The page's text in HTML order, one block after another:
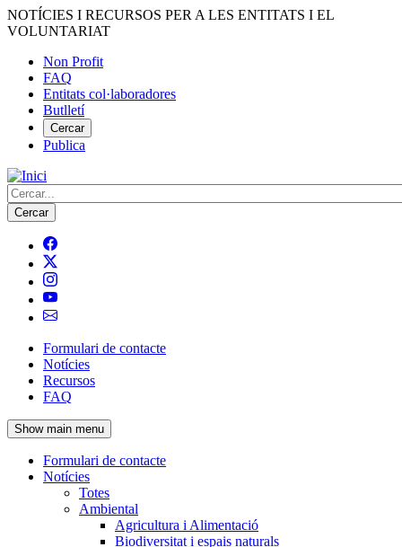
Vés
al
NOTÍCIES I RECURSOS PER A LES ENTITATS I EL
VOLUNTARIAT
Menú
del
compte
d'usuari
Non Profit
FAQ
Entitats col·laboradores
Butlletí
Cercar
Publica
Cerca
Navegació
principal
de
l'encapçalament
Formulari de contacte
Notícies
Recursos
FAQ
Show main menu
Navegació
principal
Formulari de contacte
Notícies
Totes
Ambiental
Agricultura i Alimentació
Biodiversitat i espais naturals